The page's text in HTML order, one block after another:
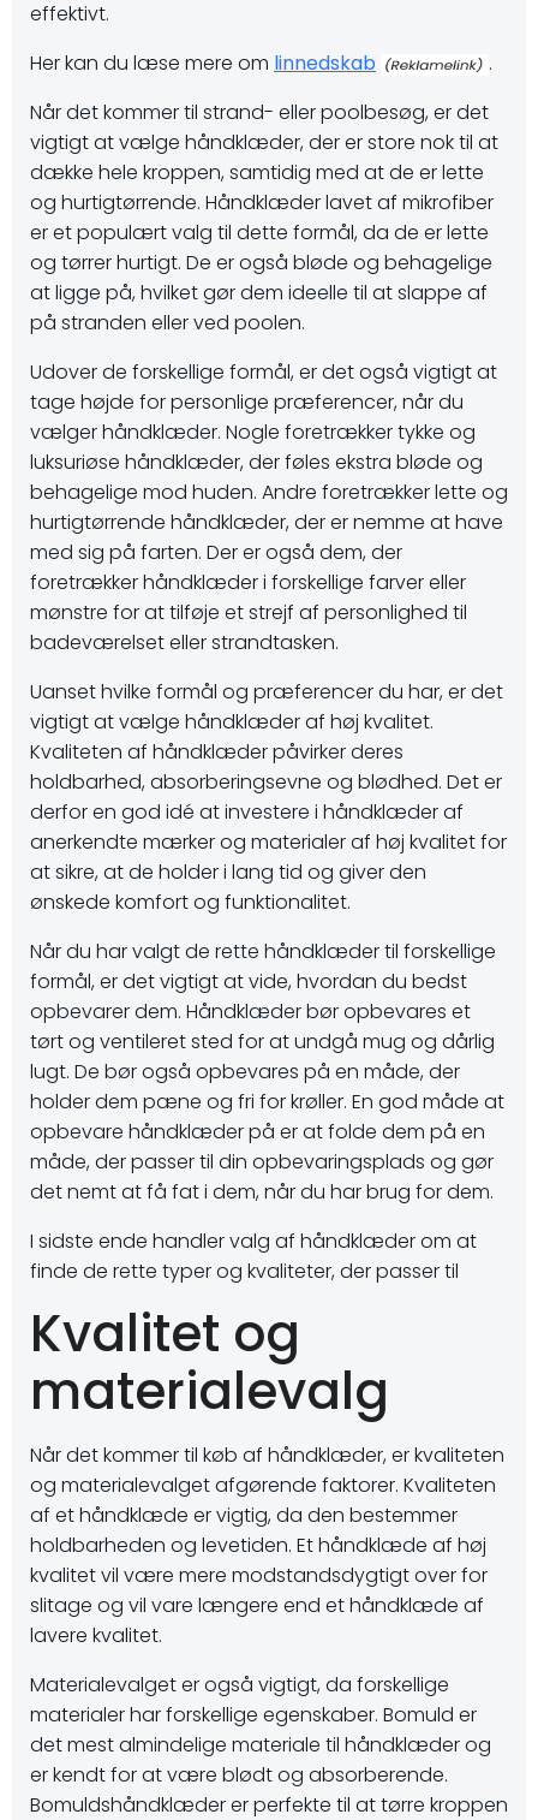
effektivt.
Her kan du læse mere om linnedskab
.
Når det kommer til strand- eller poolbesøg, er det
vigtigt at vælge håndklæder, der er store nok til at
dække hele kroppen, samtidig med at de er lette
og hurtigtørrende. Håndklæder lavet af mikrofiber
er et populært valg til dette formål, da de er lette
og tørrer hurtigt. De er også bløde og behagelige
at ligge på, hvilket gør dem ideelle til at slappe af
på stranden eller ved poolen.
Udover de forskellige formål, er det også vigtigt at
tage højde for personlige præferencer, når du
vælger håndklæder. Nogle foretrækker tykke og
luksuriøse håndklæder, der føles ekstra bløde og
behagelige mod huden. Andre foretrækker lette og
hurtigtørrende håndklæder, der er nemme at have
med sig på farten. Der er også dem, der
foretrækker håndklæder i forskellige farver eller
mønstre for at tilføje et strejf af personlighed til
badeværelset eller strandtasken.
Uanset hvilke formål og præferencer du har, er det
vigtigt at vælge håndklæder af høj kvalitet.
Kvaliteten af håndklæder påvirker deres
holdbarhed, absorberingsevne og blødhed. Det er
derfor en god idé at investere i håndklæder af
anerkendte mærker og materialer af høj kvalitet for
at sikre, at de holder i lang tid og giver den
ønskede komfort og funktionalitet.
Når du har valgt de rette håndklæder til forskellige
formål, er det vigtigt at vide, hvordan du bedst
opbevarer dem. Håndklæder bør opbevares et
tørt og ventileret sted for at undgå mug og dårlig
lugt. De bør også opbevares på en måde, der
holder dem pæne og fri for krøller. En god måde at
opbevare håndklæder på er at folde dem på en
måde, der passer til din opbevaringsplads og gør
det nemt at få fat i dem, når du har brug for dem.
I sidste ende handler valg af håndklæder om at
finde de rette typer og kvaliteter, der passer til
Kvalitet og
materialevalg
Når det kommer til køb af håndklæder, er kvaliteten
og materialevalget afgørende faktorer. Kvaliteten
af et håndklæde er vigtig, da den bestemmer
holdbarheden og levetiden. Et håndklæde af høj
kvalitet vil være mere modstandsdygtigt over for
slitage og vil vare længere end et håndklæde af
lavere kvalitet.
Materialevalget er også vigtigt, da forskellige
materialer har forskellige egenskaber. Bomuld er
det mest almindelige materiale til håndklæder og
er kendt for at være blødt og absorberende.
Bomuldshåndklæder er perfekte til at tørre kroppen